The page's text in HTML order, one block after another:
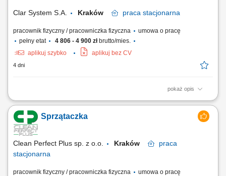
Clar System S.A. Kraków praca stacjonarna
pracownik fizyczny / pracowniczka fizyczna
umowa o pracę
pełny etat
4 806 - 4 900 złbrutto/mies.
aplikuj szybko
aplikuj bez CV
4 dni
pokaż opis
Praca pięć dni w tygodniu od poniedziałku do piątku. Praca w godz.
13.00- 21.00 Zakres prac: sprzątanie pomieszczeń biurowych,
pomieszczeń socjalnych, kuchni, obsługa ekspresów, zmywarek;
Sprzątaczka
Clean Perfect Plus sp. z o.o. Kraków
praca
stacjonarna
pracownik fizyczny / pracowniczka fizyczna
umowa o pracę